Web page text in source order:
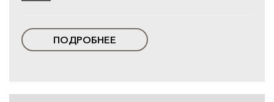
ПОДРОБНЕЕ